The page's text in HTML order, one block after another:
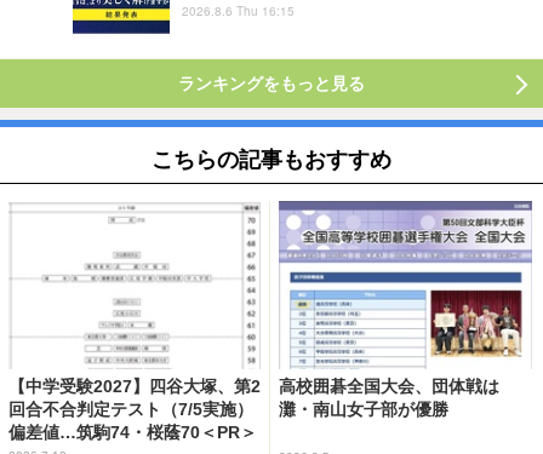
2026.8.6 Thu 16:15
ランキングをもっと見る
こちらの記事もおすすめ
【中学受験2027】四谷大塚、第2
回合不合判定テスト（7/5実施）
偏差値…筑駒74・桜蔭70＜PR＞
高校囲碁全国大会、団体戦は
灘・南山女子部が優勝